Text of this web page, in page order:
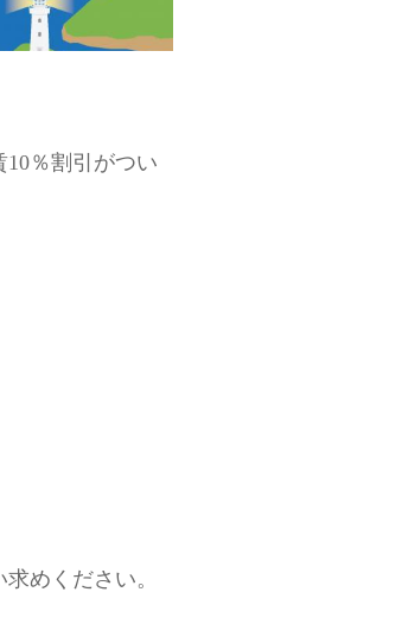
％割引がつい
めください。